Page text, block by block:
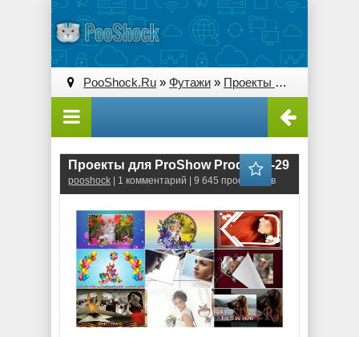
PooShock.Ru » Футажи » Проекты ProShow Producer
Проекты для ProShow Producer-29
pooshock | 1 комментарий | 9 645 просмотров